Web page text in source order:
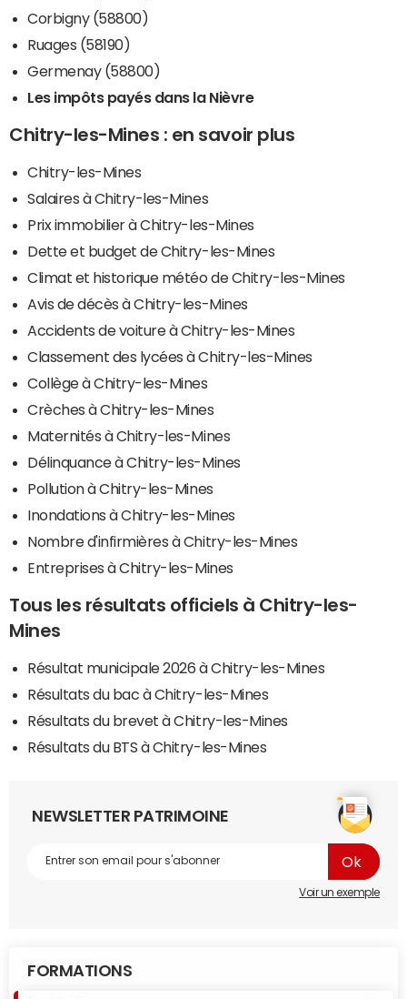
Corbigny (58800)
Ruages (58190)
Germenay (58800)
Les impôts payés dans la Nièvre
Chitry-les-Mines : en savoir plus
Chitry-les-Mines
Salaires à Chitry-les-Mines
Prix immobilier à Chitry-les-Mines
Dette et budget de Chitry-les-Mines
Climat et historique météo de Chitry-les-Mines
Avis de décès à Chitry-les-Mines
Accidents de voiture à Chitry-les-Mines
Classement des lycées à Chitry-les-Mines
Collège à Chitry-les-Mines
Crèches à Chitry-les-Mines
Maternités à Chitry-les-Mines
Délinquance à Chitry-les-Mines
Pollution à Chitry-les-Mines
Inondations à Chitry-les-Mines
Nombre d'infirmières à Chitry-les-Mines
Entreprises à Chitry-les-Mines
Tous les résultats officiels à Chitry-les-
Mines
Résultat municipale 2026 à Chitry-les-Mines
Résultats du bac à Chitry-les-Mines
Résultats du brevet à Chitry-les-Mines
Résultats du BTS à Chitry-les-Mines
NEWSLETTER PATRIMOINE
Voir un exemple
FORMATIONS